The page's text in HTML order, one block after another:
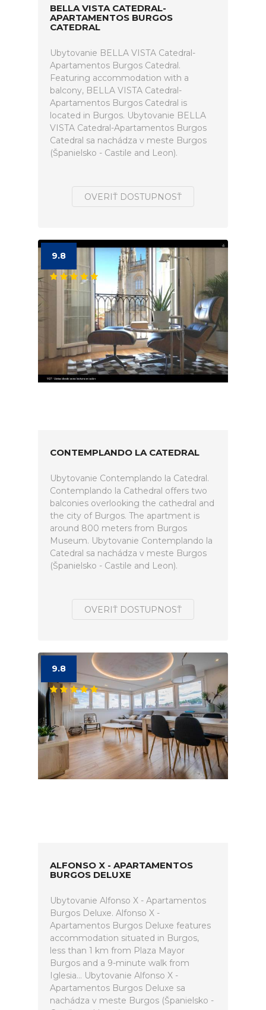
BELLA VISTA CATEDRAL-
APARTAMENTOS BURGOS
CATEDRAL
Ubytovanie BELLA VISTA Catedral-
Apartamentos Burgos Catedral.
Featuring accommodation with a
balcony, BELLA VISTA Catedral-
Apartamentos Burgos Catedral is
located in Burgos. Ubytovanie BELLA
VISTA Catedral-Apartamentos Burgos
Catedral sa nachádza v meste Burgos
(Španielsko - Castile and Leon).
OVERIŤ DOSTUPNOSŤ
9.8
CONTEMPLANDO LA CATEDRAL
Ubytovanie Contemplando la Catedral.
Contemplando la Cathedral offers two
balconies overlooking the cathedral and
the city of Burgos. The apartment is
around 800 meters from Burgos
Museum. Ubytovanie Contemplando la
Catedral sa nachádza v meste Burgos
(Španielsko - Castile and Leon).
OVERIŤ DOSTUPNOSŤ
9.8
ALFONSO X - APARTAMENTOS
BURGOS DELUXE
Ubytovanie Alfonso X - Apartamentos
Burgos Deluxe. Alfonso X -
Apartamentos Burgos Deluxe features
accommodation situated in Burgos,
less than 1 km from Plaza Mayor
Burgos and a 9-minute walk from
Iglesia... Ubytovanie Alfonso X -
Apartamentos Burgos Deluxe sa
nachádza v meste Burgos (Španielsko -